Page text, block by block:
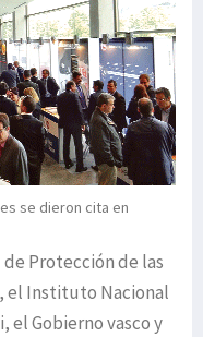
se dieron cita en
Protección de las
el Instituto Nacional
el Gobierno vasco y